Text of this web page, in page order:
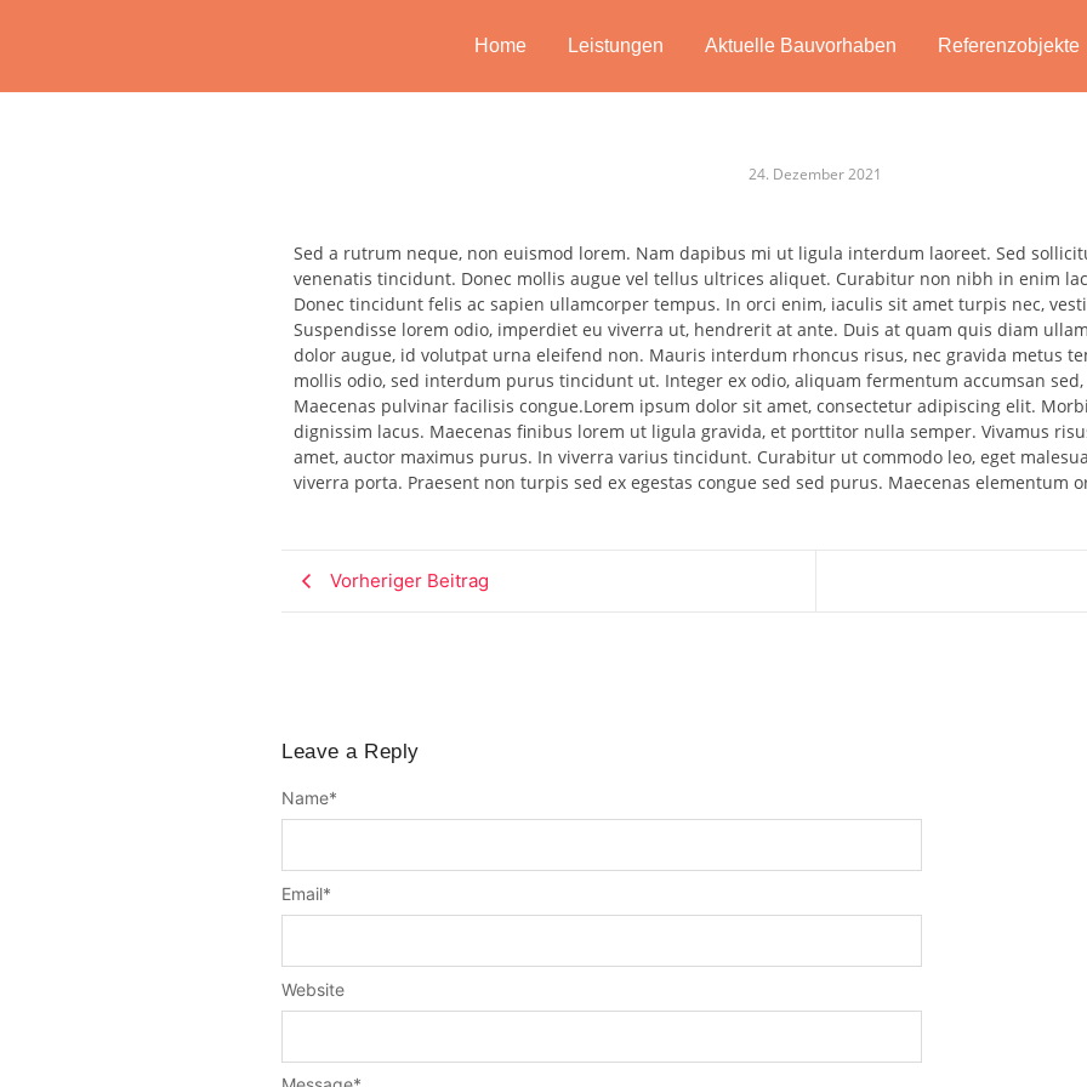
Home Leistungen Aktuelle Bauvorhaben Referenzobjekte
24. Dezember 2021
Sed a rutrum neque, non euismod lorem. Nam dapibus mi ut ligula interdum laoreet. Sed
venenatis tincidunt. Donec mollis augue vel tellus ultrices aliquet. Curabitur non nibh in enim
Donec tincidunt felis ac sapien ullamcorper tempus. In orci enim, iaculis sit amet turpis nec,
Suspendisse lorem odio, imperdiet eu viverra ut, hendrerit at ante. Duis at quam quis diam
dolor augue, id volutpat urna eleifend non. Mauris interdum rhoncus risus, nec gravida metus
mollis odio, sed interdum purus tincidunt ut. Integer ex odio, aliquam fermentum accumsan
Maecenas pulvinar facilisis congue.Lorem ipsum dolor sit amet, consectetur adipiscing elit.
dignissim lacus. Maecenas finibus lorem ut ligula gravida, et porttitor nulla semper. Vivamus
amet, auctor maximus purus. In viverra varius tincidunt. Curabitur ut commodo leo, eget
viverra porta. Praesent non turpis sed ex egestas congue sed sed purus. Maecenas elementum
Vorheriger Beitrag
Leave a Reply
Name*
Email*
Website